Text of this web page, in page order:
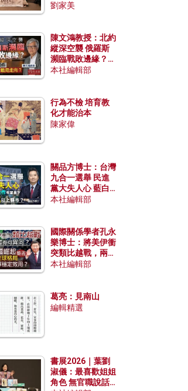
劉家美
陳文鴻教授：北約
縱深空襲 俄羅斯
瀕臨戰敗邊緣？中
國零部件能左右戰
本社編輯部
行為不檢 培育教
化才能治本
陳家偉
關品方博士：台灣
九合一選舉 民進
黨大失人心 藍白
合作有望拿下七成
本社編輯部
國際關係學者孔永
樂博士：將美伊衝
突類比越戰，兩者
有何異同？中國崛
本社編輯部
葛亮：見南山
編輯精選
書展2026｜葉劉
淑儀：最喜歡姐姐
角色 無官職說話